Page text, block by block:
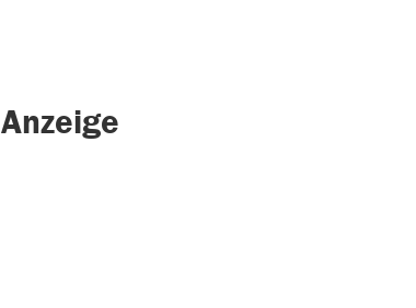
Anzeige